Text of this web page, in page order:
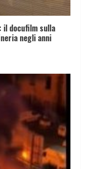
il docufilm sulla
negli anni